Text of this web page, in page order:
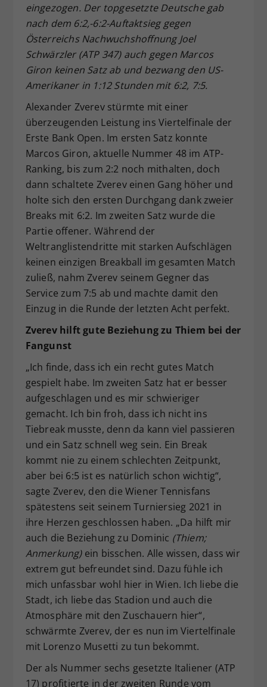
eingezogen. Der topgesetzte Deutsche gab
nach dem 6:2,-6:2-Auftaktsieg gegen
Österreichs Nachwuchshoffnung Joel
Schwärzler (ATP 347) auch gegen Marcos
Giron keinen Satz ab und bezwang den US-
Amerikaner in 1:12 Stunden mit 6:2, 7:5.
Alexander Zverev stürmte mit einer
überzeugenden Leistung ins Viertelfinale der
Erste Bank Open. Im ersten Satz konnte
Marcos Giron, aktuelle Nummer 48 im ATP-
Ranking, bis zum 2:2 noch mithalten, doch
dann schaltete Zverev einen Gang höher und
holte sich den ersten Durchgang dank zweier
Breaks mit 6:2. Im zweiten Satz wurde die
Partie offener. Während der
Weltranglistendritte mit starken Aufschlägen
keinen einzigen Breakball im gesamten Match
zuließ, nahm Zverev seinem Gegner das
Service zum 7:5 ab und machte damit den
Einzug in die Runde der letzten Acht perfekt.
Zverev hilft gute Beziehung zu Thiem bei der
Fangunst
„Ich finde, dass ich ein recht gutes Match
gespielt habe. Im zweiten Satz hat er besser
aufgeschlagen und es mir schwieriger
gemacht. Ich bin froh, dass ich nicht ins
Tiebreak musste, denn da kann viel passieren
und ein Satz schnell weg sein. Ein Break
kommt nie zu einem schlechten Zeitpunkt,
aber bei 6:5 ist es natürlich schon wichtig“,
sagte Zverev, den die Wiener Tennisfans
spätestens seit seinem Turniersieg 2021 in
ihre Herzen geschlossen haben. „Da hilft mir
auch die Beziehung zu Dominic (Thiem;
Anmerkung)ein bisschen. Alle wissen, dass wir
extrem gut befreundet sind. Dazu fühle ich
mich unfassbar wohl hier in Wien. Ich liebe die
Stadt, ich liebe das Stadion und auch die
Atmosphäre mit den Zuschauern hier“,
schwärmte Zverev, der es nun im Viertelfinale
mit Lorenzo Musetti zu tun bekommt.
Der als Nummer sechs gesetzte Italiener (ATP
17) profitierte in der zweiten Runde vom
Zweck
Dieser Wert speichert Ihre Consent-
Einstellungen. Unter anderem eine
zufällig generierte ID, für die
historische Speicherung Ihrer
vorgenommen Einstellungen, falls der
Webseiten-Betreiber dies eingestellt